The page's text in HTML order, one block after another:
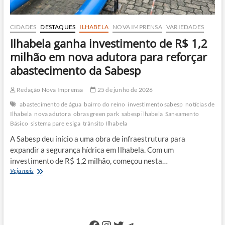
CIDADES DESTAQUES ILHABELA NOVA IMPRENSA VARIEDADES
Ilhabela ganha investimento de R$ 1,2
milhão em nova adutora para reforçar
abastecimento da Sabesp
Redação Nova Imprensa
25 de junho de 2026
abastecimento de água bairro do reino investimento sabesp notícias de
Ilhabela nova adutora obras green park sabesp ilhabela Saneamento
Básico sistema pare e siga trânsito Ilhabela
A Sabesp deu início a uma obra de infraestrutura para
expandir a segurança hídrica em Ilhabela. Com um
investimento de R$ 1,2 milhão, começou nesta…
Veja maisIlhabela